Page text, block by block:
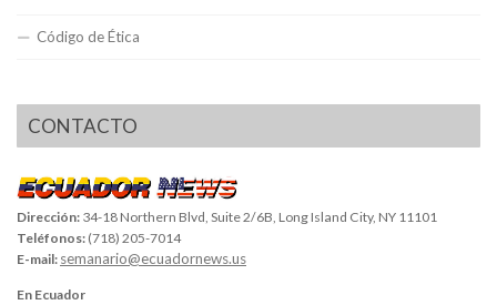
Código de Ética
CONTACTO
Dirección: 34-18 Northern Blvd, Suite 2/6B, Long Island City, NY 11101
Teléfonos: (718) 205-7014
E-mail: semanario@ecuadornews.us
En Ecuador